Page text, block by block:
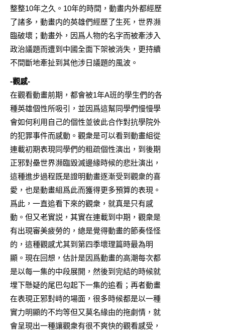
整整10年之久。10年的時間，動畫内外都經歷
了諸多，動畫内的英雄們經歷了生死，世界瀕
臨破壞；動畫外，因爲人物的名字而被牽涉入
政治議題而遭到中國全面下架被消失，更持續
不間斷地牽扯到其他涉日議題的風波。
-觀感-
在觀看動畫前期，都會被1年A班的學生們的各
種英雄個性所吸引，並因爲這幫同學們慢慢學
會如何利用自己的個性並彼此合作對抗學院外
的犯罪事件而感動。觀衆是可以看到動畫組從
連載初期表現同學們的粗疏個性演出，到後期
正邪對壘世界瀕臨毀滅邊緣時候的悲壯演出，
這種進步過程既是證明動畫逐漸受到觀衆的喜
愛，也是動畫組爲此而獲得更多預算的表現。
爲此，一直追看下來的觀衆，就真是只有感
動。但又老實説，其實在連載到中期，觀衆是
有出現審美疲勞的，總是覺得動畫的節奏怪怪
的，這種觀感尤其到第四季壞理篇時最為明
顯。現在回想，估計是因爲動畫的高潮每次都
是以每一集的中段展開，然後到完結的時候就
埋下懸疑的尾巴勾起下一集的追看；再者動畫
在表現正邪對峙的場面，很多時候都是以一種
實力明顯的不均等但又莫名緣由的拖劇情，就
會呈現出一種讓觀衆有很不爽快的觀看感受，